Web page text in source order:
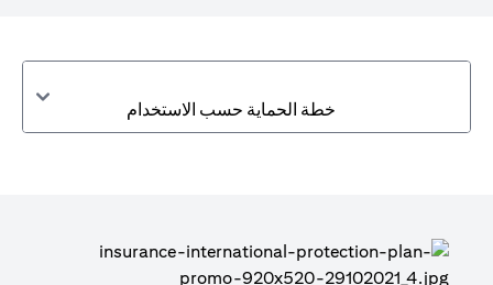
خطة الحماية حسب الاستخدام